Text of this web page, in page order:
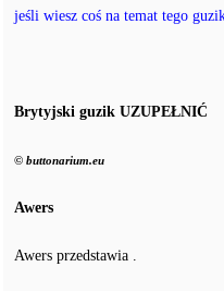
jeśli wiesz coś na temat tego
Brytyjski guzik UZUPEŁNIĆ
© buttonarium.eu
Awers
Awers przedstawia .